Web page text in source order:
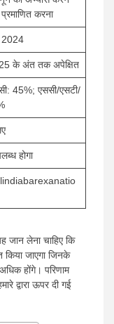
करना
2024
के अंत तक अपेक्षित
45%; एससी/एसटी/
होगा
जान लेना चाहिए कि
किया जाएगा जिनके
होंगे। परिणाम
द्वारा ऊपर दी गई